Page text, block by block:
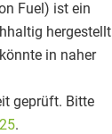
Fuel) ist ein
hergestellt
in naher
geprüft. Bitte
.